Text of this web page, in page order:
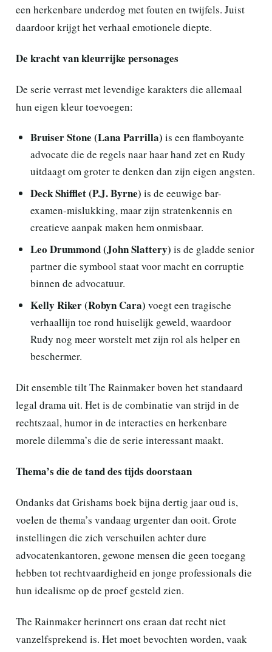
een herkenbare underdog met fouten en twijfels. Juist
daardoor krijgt het verhaal emotionele diepte.
De kracht van kleurrijke personages
De serie verrast met levendige karakters die allemaal
hun eigen kleur toevoegen:
Bruiser Stone (Lana Parrilla) is een flamboyante
advocate die de regels naar haar hand zet en Rudy
uitdaagt om groter te denken dan zijn eigen angsten.
Deck Shifflet (P.J. Byrne) is de eeuwige bar-
examen-mislukking, maar zijn stratenkennis en
creatieve aanpak maken hem onmisbaar.
Leo Drummond (John Slattery) is de gladde senior
partner die symbool staat voor macht en corruptie
binnen de advocatuur.
Kelly Riker (Robyn Cara) voegt een tragische
verhaallijn toe rond huiselijk geweld, waardoor
Rudy nog meer worstelt met zijn rol als helper en
beschermer.
Dit ensemble tilt The Rainmaker boven het standaard
legal drama uit. Het is de combinatie van strijd in de
rechtszaal, humor in de interacties en herkenbare
morele dilemma’s die de serie interessant maakt.
Thema’s die de tand des tijds doorstaan
Ondanks dat Grishams boek bijna dertig jaar oud is,
voelen de thema’s vandaag urgenter dan ooit. Grote
instellingen die zich verschuilen achter dure
advocatenkantoren, gewone mensen die geen toegang
hebben tot rechtvaardigheid en jonge professionals die
hun idealisme op de proef gesteld zien.
The Rainmaker herinnert ons eraan dat recht niet
vanzelfsprekend is. Het moet bevochten worden, vaak